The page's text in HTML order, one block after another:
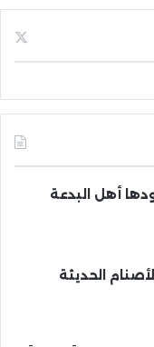
أهل البدعة
الحديثة